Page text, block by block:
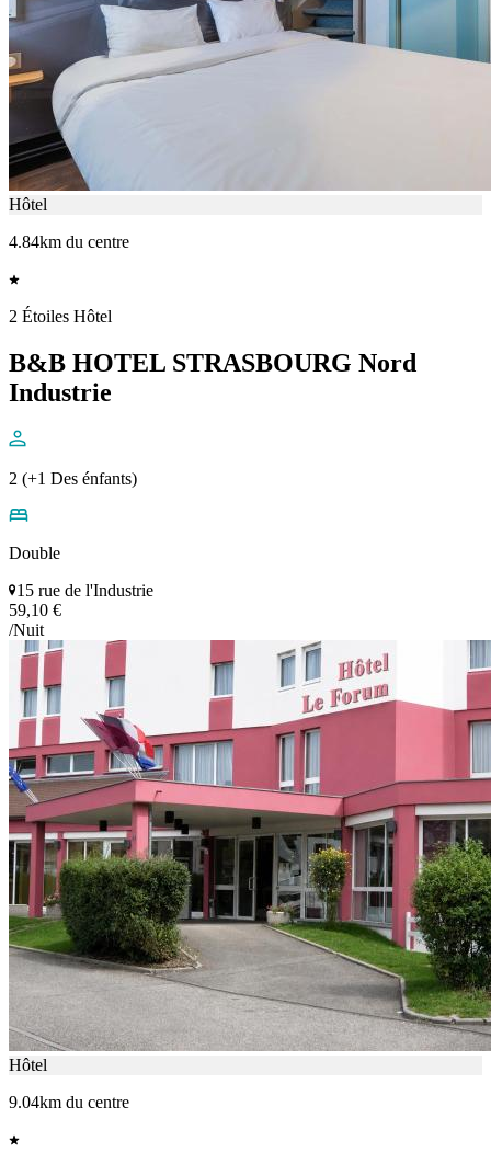
Hôtel
4.84km du centre
2 Étoiles Hôtel
B&B HOTEL STRASBOURG Nord
Industrie
2 (+1 Des énfants)
Double
15 rue de l'Industrie
59,10 €
/Nuit
Hôtel
9.04km du centre